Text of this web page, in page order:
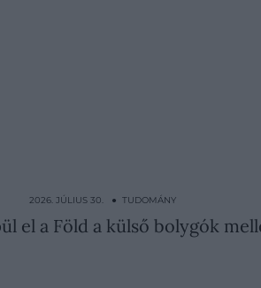
2026. JÚLIUS 30. ● TUDOMÁNY
el a Föld a külső bolygók